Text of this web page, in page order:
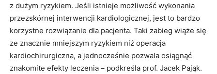
z dużym ryzykiem. Jeśli istnieje możliwość wykonania
przezskórnej interwencji kardiologicznej, jest to bardzo
korzystne rozwiązanie dla pacjenta. Taki zabieg wiąże się
ze znacznie mniejszym ryzykiem niż operacja
kardiochirurgiczna, a jednocześnie pozwala osiągnąć
znakomite efekty leczenia – podkreśla prof. Jacek Pająk.